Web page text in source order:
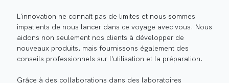
L'innovation ne connaît pas de limites et nous sommes
impatients de nous lancer dans ce voyage avec vous. Nous
aidons non seulement nos clients à développer de
nouveaux produits, mais fournissons également des
conseils professionnels sur l'utilisation et la préparation.
Grâce à des collaborations dans des laboratoires